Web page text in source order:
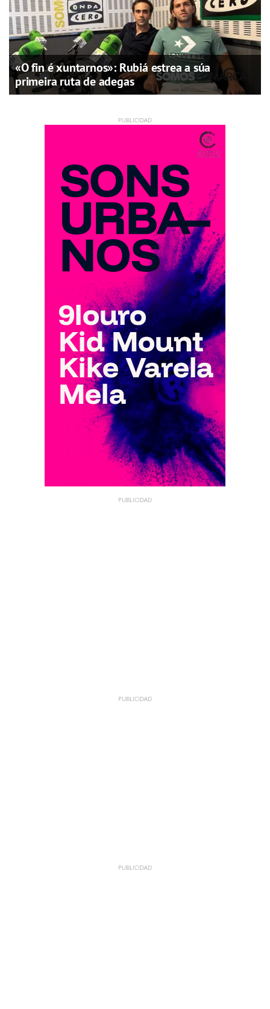
«O fin é xuntarnos»: Rubiá estrea a súa
primeira ruta de adegas